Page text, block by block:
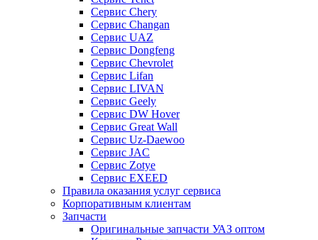
Сервис Chery
Сервис Changan
Сервис UAZ
Сервис Dongfeng
Сервис Chevrolet
Сервис Lifan
Сервис LIVAN
Сервис Geely
Сервис DW Hover
Сервис Great Wall
Сервис Uz-Daewoo
Сервис JAC
Сервис Zotye
Сервис EXEED
Правила оказания услуг сервиса
Корпоративным клиентам
Запчасти
Оригинальные запчасти УАЗ оптом